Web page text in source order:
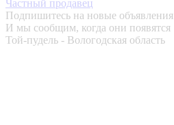
Частный продавец
Подпишитесь на новые объявления
И мы сообщим, когда они появятся
Той-пудель - Вологодская область